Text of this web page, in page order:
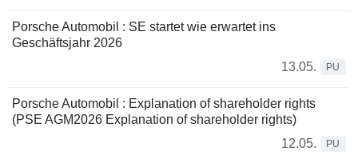
Porsche Automobil : SE startet wie erwartet ins
Geschäftsjahr 2026
13.05.
PU
Porsche Automobil : Explanation of shareholder rights
(PSE AGM2026 Explanation of shareholder rights)
12.05.
PU